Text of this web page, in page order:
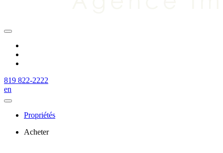
819 822-2222
en
Propriétés
Acheter